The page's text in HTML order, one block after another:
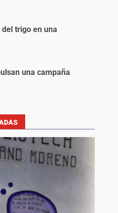
trigo en una
una campaña